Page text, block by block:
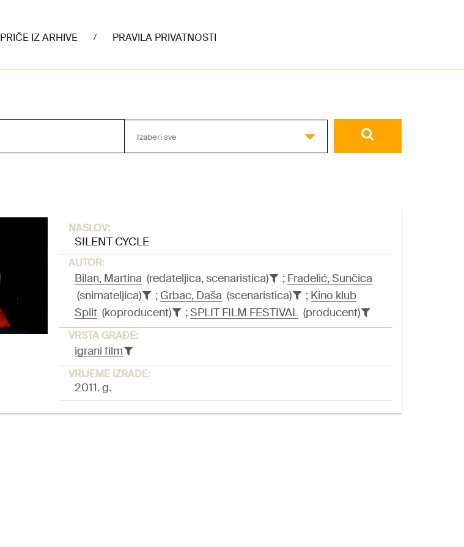
PRIČE IZ ARHIVE / PRAVILA PRIVATNOSTI
Izaberi sve
NASLOV:
SILENT CYCLE
AUTOR:
Bilan, Martina (redateljica, scenaristica) ; Fradelić, Sunčica
(snimateljica)
; Grbac, Daša (scenaristica) ; Kino klub
Split(koproducent) ;SPLIT FILM FESTIVAL(producent)
VRSTA GRAĐE:
igrani film
VRIJEME IZRADE:
2011. g.